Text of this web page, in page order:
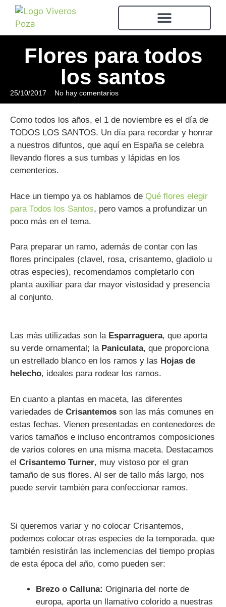
Flores para todos
los santos
25/10/2017 No hay comentarios
Como todos los años, el 1 de noviembre es el día de
TODOS LOS SANTOS. Un día para recordar y honrar
a nuestros difuntos, que aquí en España se celebra
llevando flores a sus tumbas y lápidas en los
cementerios.
Hace un tiempo ya os hablamos de Qué flores elegir
para Todos los Santos, pero vamos a profundizar un
poco más en el tema.
Para preparar un ramo, además de contar con las
flores principales (clavel, rosa, crisantemo, gladiolo u
otras especies), recomendamos completarlo con
planta auxiliar para dar mayor vistosidad y presencia
al conjunto.
Las más utilizadas son la Esparraguera, que aporta
su verde ornamental; la Paniculata, que proporciona
un estrellado blanco en los ramos y las Hojas de
helecho, ideales para rodear los ramos.
En cuanto a plantas en maceta, las diferentes
variedades de Crisantemos son las más comunes en
estas fechas. Vienen presentadas en contenedores de
varios tamaños e incluso encontramos composiciones
de varios colores en una misma maceta. Destacamos
el Crisantemo Turner, muy vistoso por el gran
tamaño de sus flores. Al ser de tallo más largo, nos
puede servir también para confeccionar ramos.
Si queremos variar y no colocar Crisantemos,
podemos colocar otras especies de la temporada, que
también resistirán las inclemencias del tiempo propias
de esta época del año, como pueden ser:
Brezo o Calluna: Originaria del norte de
europa, aporta un llamativo colorido a nuestras